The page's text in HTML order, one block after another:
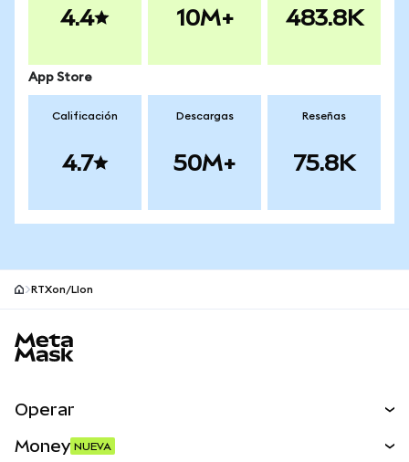
4.4 10M+ 483.8K
App Store
Calificación
4.7
Descargas
50M+
Reseñas
75.8K
RTXon/LIon
Operar
Money NUEVA